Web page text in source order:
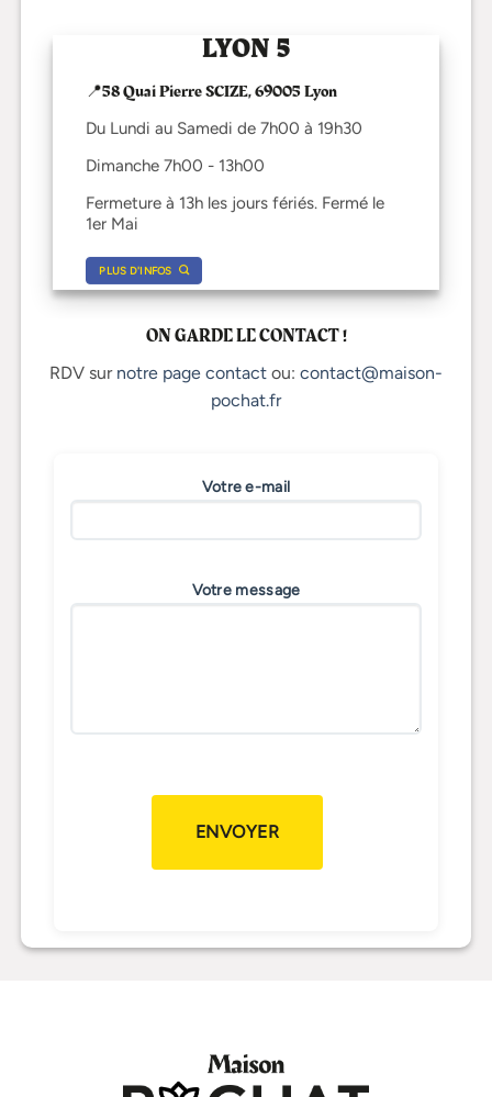
LYON 5
📍58 Quai Pierre SCIZE, 69005 Lyon
Du Lundi au Samedi de 7h00 à 19h30
Dimanche 7h00 - 13h00
Fermeture à 13h les jours fériés. Fermé le
1er Mai
PLUS D'INFOS
ON GARDE LE CONTACT !
RDV sur notre page contact ou: contact@maison-
pochat.fr
Votre e-mail
Votre message